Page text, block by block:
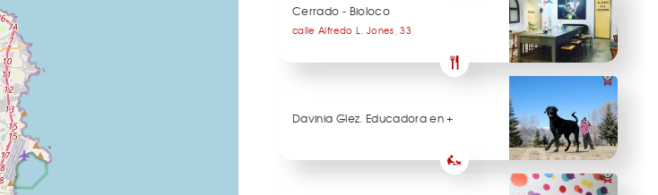
Cerrado - Bioloco
calle Alfredo L. Jones, 33
Davinia Glez. Educadora en +